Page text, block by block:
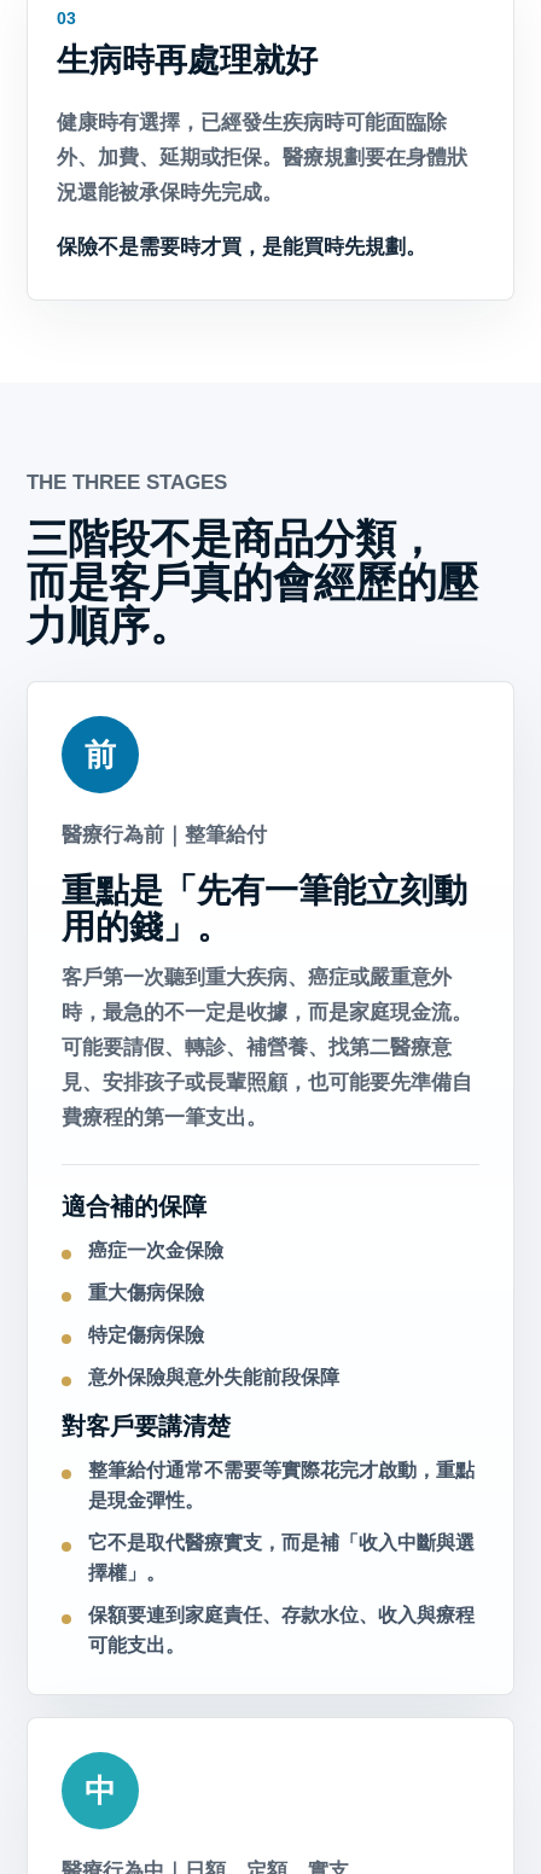
03
生病時再處理就好
健康時有選擇，已經發生疾病時可能面臨除
外、加費、延期或拒保。醫療規劃要在身體狀
況還能被承保時先完成。
保險不是需要時才買，是能買時先規劃。
THE THREE STAGES
三階段不是商品分類，
而是客戶真的會經歷的壓
力順序。
前
醫療行為前｜整筆給付
重點是「先有一筆能立刻動
用的錢」。
客戶第一次聽到重大疾病、癌症或嚴重意外
時，最急的不一定是收據，而是家庭現金流。
可能要請假、轉診、補營養、找第二醫療意
見、安排孩子或長輩照顧，也可能要先準備自
費療程的第一筆支出。
適合補的保障
癌症一次金保險
重大傷病保險
特定傷病保險
意外保險與意外失能前段保障
對客戶要講清楚
整筆給付通常不需要等實際花完才啟動，重點
是現金彈性。
它不是取代醫療實支，而是補「收入中斷與選
擇權」。
保額要連到家庭責任、存款水位、收入與療程
可能支出。
中